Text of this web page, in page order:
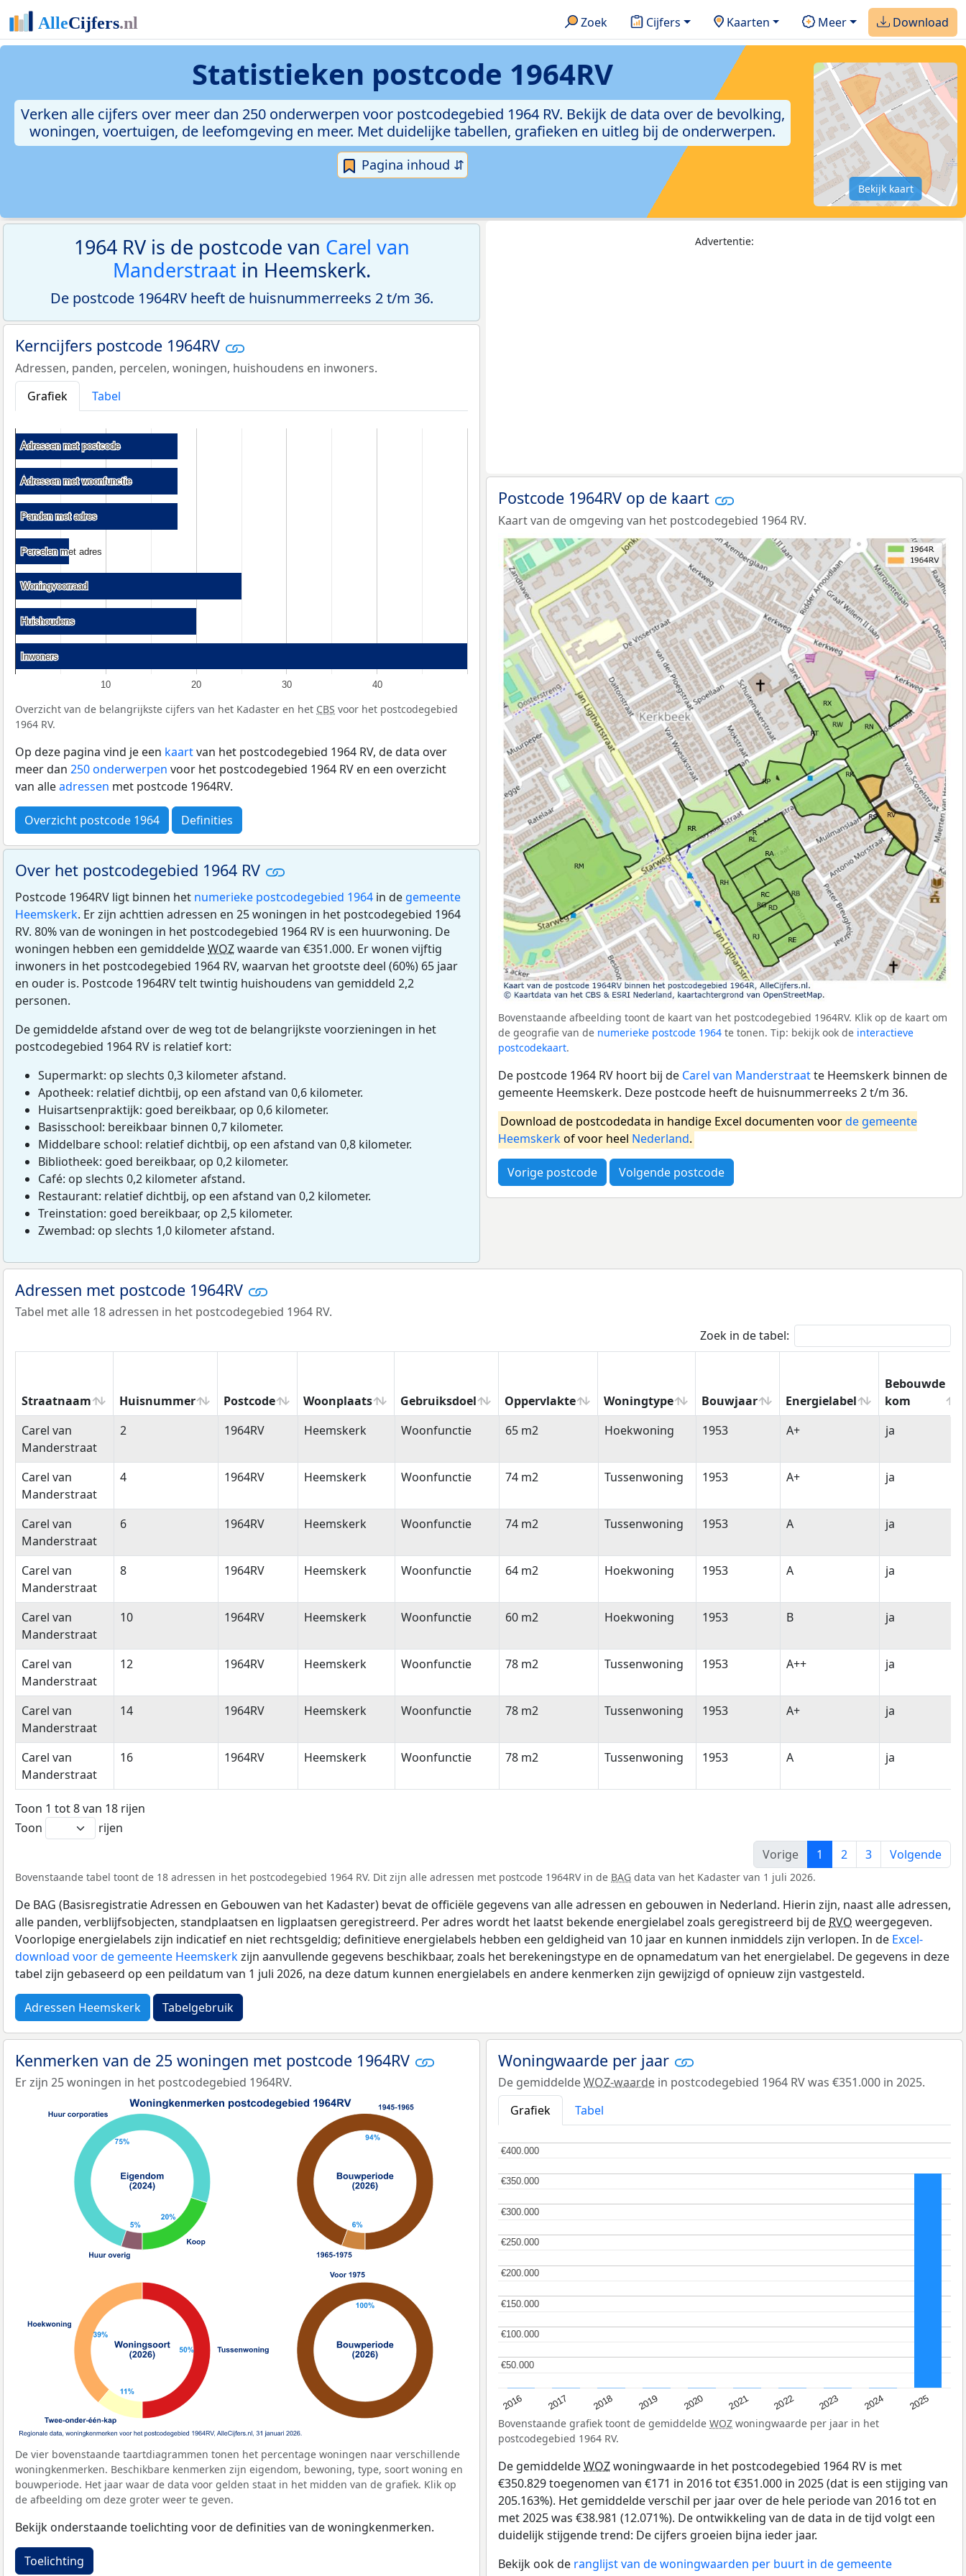
Zoek Cijfers Kaarten Meer Download
Statistieken postcode 1964RV
Verken alle cijfers over meer dan 250 onderwerpen voor postcodegebied 1964 RV. Bekijk de data over de bevolking,
woningen, voertuigen, de leefomgeving en meer. Met duidelijke tabellen, grafieken en uitleg bij de onderwerpen.
Pagina inhoud ⇵
Bekijk kaart
1964 RV is de postcode van Carel van
Manderstraatin Heemskerk.
De postcode 1964RV heeft de huisnummerreeks 2 t/m 36.
Kerncijfers postcode 1964RV
Adressen, panden, percelen, woningen, huishoudens en inwoners.
Grafiek
Tabel
10 20 30 40
Adressen met postcode
Adressen met postcode
Adressen met woonfunctie
Adressen met woonfunctie
Panden met adres
Panden met adres
Percelen met adres
Percelen met adres
Woningvoorraad
Woningvoorraad
Huishoudens
Huishoudens
Inwoners
Inwoners
Overzicht van de belangrijkste cijfers van het Kadaster en het CBS voor het postcodegebied
1964 RV.
Op deze pagina vind je een kaartvan het postcodegebied 1964 RV, de data over
meer dan 250 onderwerpen voor het postcodegebied 1964 RV en een overzicht
van alleadressen met postcode 1964RV.
Overzicht postcode 1964 Definities
Over het postcodegebied 1964 RV
Postcode 1964RV ligt binnen het numerieke postcodegebied 1964 in de gemeente
Heemskerk. Er zijn achttien adressen en 25 woningen in het postcodegebied 1964
RV. 80% van de woningen in het postcodegebied 1964 RV is een huurwoning. De
woningen hebben een gemiddeldeWOZwaarde van €351.000. Er wonen vijftig
inwoners in het postcodegebied 1964 RV, waarvan het grootste deel (60%) 65 jaar
en ouder is. Postcode 1964RV telt twintig huishoudens van gemiddeld 2,2
personen.
De gemiddelde afstand over de weg tot de belangrijkste voorzieningen in het
postcodegebied 1964 RV is relatief kort:
Supermarkt: op slechts 0,3 kilometer afstand.
Apotheek: relatief dichtbij, op een afstand van 0,6 kilometer.
Huisartsenpraktijk: goed bereikbaar, op 0,6 kilometer.
Basisschool: bereikbaar binnen 0,7 kilometer.
Middelbare school: relatief dichtbij, op een afstand van 0,8 kilometer.
Bibliotheek: goed bereikbaar, op 0,2 kilometer.
Café: op slechts 0,2 kilometer afstand.
Restaurant: relatief dichtbij, op een afstand van 0,2 kilometer.
Treinstation: goed bereikbaar, op 2,5 kilometer.
Zwembad: op slechts 1,0 kilometer afstand.
Advertentie:
Postcode 1964RV op de kaart
Kaart van de omgeving van het postcodegebied 1964 RV.
Bovenstaande afbeelding toont de kaart van het postcodegebied 1964RV. Klik op de kaart om
de geografie van de numerieke postcode 1964 te tonen. Tip: bekijk ook de interactieve
postcodekaart.
De postcode 1964 RV hoort bij de Carel van Manderstraatte Heemskerk binnen de
gemeente Heemskerk. Deze postcode heeft de huisnummerreeks 2 t/m 36.
Download de postcodedata in handige Excel documenten voorde gemeente
Heemskerkof voor heel Nederland.
Vorige postcode Volgende postcode
Adressen met postcode 1964RV
Tabel met alle 18 adressen in het postcodegebied 1964 RV.
Zoek in de tabel:
Straatnaam Huisnummer Postcode Woonplaats Gebruiksdoel Oppervlakte Woningtype Bouwjaar Energielabel
Bebouwde
kom
Straatnaam
Huisnummer Postcode Woonplaats Gebruiksdoel Oppervlakte Woningtype Bouwjaar Energielabel
Bebouwde
kom
Carel van
Manderstraat
2 1964RV Heemskerk Woonfunctie 65 m2 Hoekwoning 1953 A+ ja
Carel van
Manderstraat
4 1964RV Heemskerk Woonfunctie 74 m2 Tussenwoning 1953 A+ ja
Carel van
Manderstraat
6 1964RV Heemskerk Woonfunctie 74 m2 Tussenwoning 1953 A ja
Carel van
Manderstraat
8 1964RV Heemskerk Woonfunctie 64 m2 Hoekwoning 1953 A ja
Carel van
Manderstraat
10 1964RV Heemskerk Woonfunctie 60 m2 Hoekwoning 1953 B ja
Carel van
Manderstraat
12 1964RV Heemskerk Woonfunctie 78 m2 Tussenwoning 1953 A++ ja
Carel van
Manderstraat
14 1964RV Heemskerk Woonfunctie 78 m2 Tussenwoning 1953 A+ ja
Carel van
Manderstraat
16 1964RV Heemskerk Woonfunctie 78 m2 Tussenwoning 1953 A ja
Toon 1 tot 8 van 18 rijen
Toon
rijen
Vorige
1 2 3 Volgende
Bovenstaande tabel toont de 18 adressen in het postcodegebied 1964 RV. Dit zijn alle adressen met postcode 1964RV in de BAG data van het Kadaster van 1 juli 2026.
De BAG (Basisregistratie Adressen en Gebouwen van het Kadaster) bevat de officiële gegevens van alle adressen en gebouwen in Nederland. Hierin zijn, naast alle adressen,
alle panden, verblijfsobjecten, standplaatsen en ligplaatsen geregistreerd. Per adres wordt het laatst bekende energielabel zoals geregistreerd bij de RVO weergegeven.
Voorlopige energielabels zijn indicatief en niet rechtsgeldig; definitieve energielabels hebben een geldigheid van 10 jaar en kunnen inmiddels zijn verlopen. In de Excel-
download voor de gemeente Heemskerkzijn aanvullende gegevens beschikbaar, zoals het berekeningstype en de opnamedatum van het energielabel. De gegevens in deze
tabel zijn gebaseerd op een peildatum van 1 juli 2026, na deze datum kunnen energielabels en andere kenmerken zijn gewijzigd of opnieuw zijn vastgesteld.
Adressen Heemskerk Tabelgebruik
Kenmerken van de 25 woningen met postcode 1964RV
Er zijn 25 woningen in het postcodegebied 1964RV.
De vier bovenstaande taartdiagrammen tonen het percentage woningen naar verschillende
woningkenmerken. Beschikbare kenmerken zijn eigendom, bewoning, type, soort woning en
bouwperiode. Het jaar waar de data voor gelden staat in het midden van de grafiek. Klik op
de afbeelding om deze groter weer te geven.
Bekijk onderstaande toelichting voor de definities van de woningkenmerken.
Toelichting
Woningwaarde per jaar
De gemiddeldeWOZ-waarde in postcodegebied 1964 RV was €351.000 in 2025.
Grafiek
Tabel
2016 2017 2018 2019 2020 2021 2022 2023 2024 2025
€50.000
€50.000
€100.000
€100.000
€150.000
€150.000
€200.000
€200.000
€250.000
€250.000
€300.000
€300.000
€350.000
€350.000
€400.000
€400.000
Bovenstaande grafiek toont de gemiddelde WOZ woningwaarde per jaar in het
postcodegebied 1964 RV.
De gemiddeldeWOZwoningwaarde in het postcodegebied 1964 RV is met
€350.829 toegenomen van €171 in 2016 tot €351.000 in 2025 (dat is een stijging van
205.163%). Het gemiddelde verschil per jaar over de hele periode van 2016 tot en
met 2025 was €38.981 (12.071%). De ontwikkeling van de data in de tijd volgt een
duidelijk stijgende trend: De cijfers groeien bijna ieder jaar.
Bekijk ook de ranglijst van de woningwaarden per buurt in de gemeente